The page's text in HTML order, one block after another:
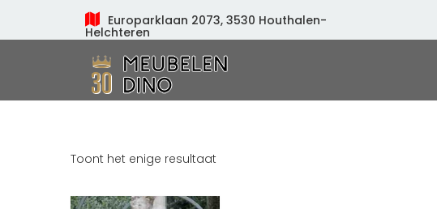
Europarklaan 2073, 3530 Houthalen-
Helchteren
Toont het enige resultaat